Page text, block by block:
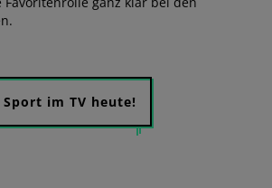
Sport im TV heute!